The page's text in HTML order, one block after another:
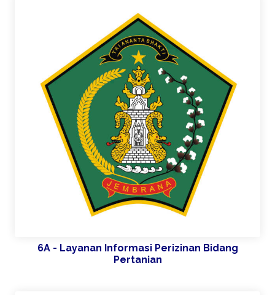
6A - Layanan Informasi Perizinan Bidang
Pertanian